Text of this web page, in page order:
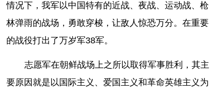
情况下，我军以中国特有的近战、夜战、运动战、枪
林弹雨的战场，勇敢穿梭，让敌人惊恐万分。在重要
的战役打出了万岁军38军。
志愿军在朝鲜战场上之所以取得军事胜利，其主
要原因就是以国际主义、爱国主义和革命英雄主义为